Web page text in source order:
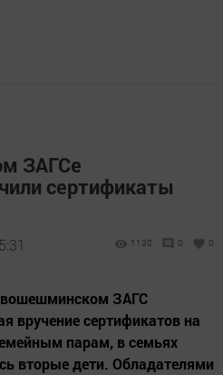
ЗАГСе
сертификаты
1130 0 0
ЗАГС
вручение сертификатов на
парам, в семьях
вторые дети. Обладателями